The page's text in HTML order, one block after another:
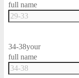
full name
34-38your
full name